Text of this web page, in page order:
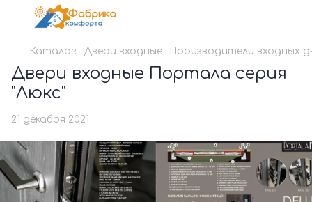
Каталог Двери входные Производители входных
Двери входные Портала серия
"Люкс"
21 декабря 2021